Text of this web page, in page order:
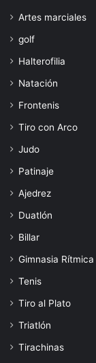
Artes marciales
golf
Halterofilia
Natación
Frontenis
Tiro con Arco
Judo
Patinaje
Ajedrez
Duatlón
Billar
Gimnasia Rítmica
Tenis
Tiro al Plato
Triatlón
Tirachinas